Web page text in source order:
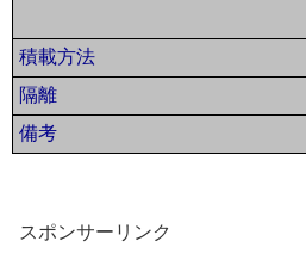
積載方法
隔離
備考
スポンサーリンク